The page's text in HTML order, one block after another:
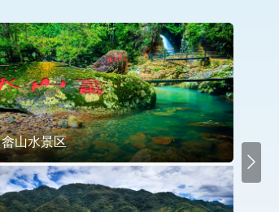

畲山水景区